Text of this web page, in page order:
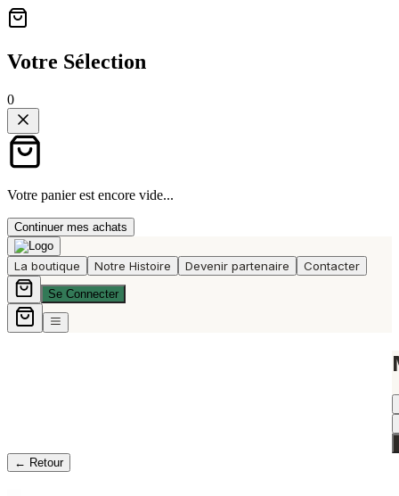
Votre Sélection
0
Votre panier est encore vide...
Continuer mes achats
La boutique Notre Histoire Devenir partenaire Contacter
Se Connecter
← Retour